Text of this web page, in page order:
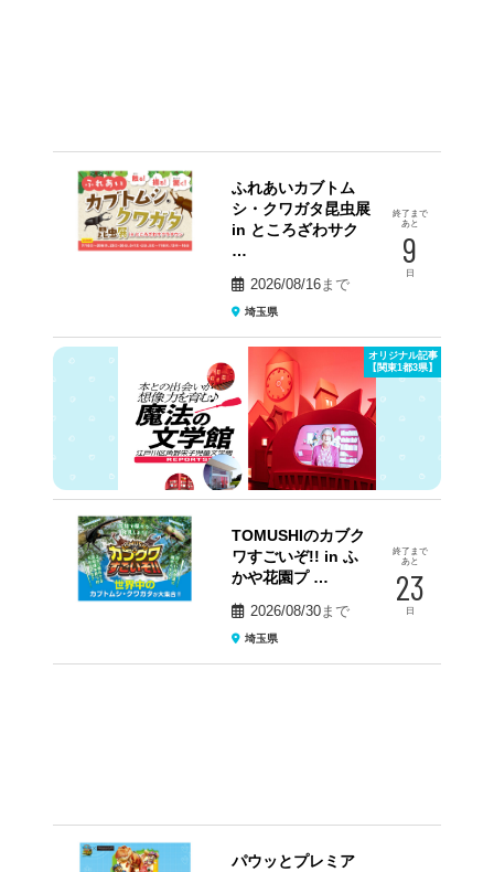
ふれあいカブトム
シ・クワガタ昆虫展
in ところざわサク
…
2026/08/16まで
埼玉県
終了まで
あと
9
日
オリジナル記事
【関東1都3県】
TOMUSHIのカブク
ワすごいぞ!! in ふ
かや花園プ …
2026/08/30まで
埼玉県
終了まで
あと
23
日
パウッとプレミア